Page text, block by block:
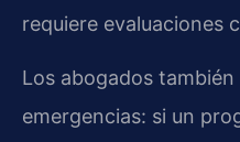
requiere evaluaciones
Los abogados
emergencias: si un